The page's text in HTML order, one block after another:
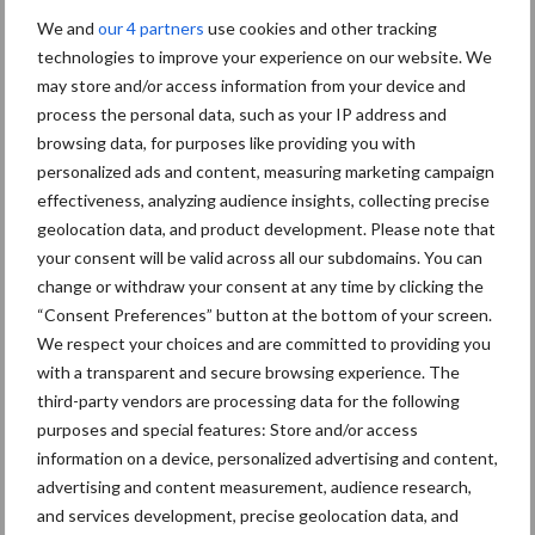
We and our 4 partners use cookies and other tracking
technologies to improve your experience on our website. We
may store and/or access information from your device and
process the personal data, such as your IP address and
browsing data, for purposes like providing you with
personalized ads and content, measuring marketing campaign
effectiveness, analyzing audience insights, collecting precise
geolocation data, and product development. Please note that
your consent will be valid across all our subdomains. You can
change or withdraw your consent at any time by clicking the
“Consent Preferences” button at the bottom of your screen.
We respect your choices and are committed to providing you
with a transparent and secure browsing experience. The
third-party vendors are processing data for the following
purposes and special features: Store and/or access
information on a device, personalized advertising and content,
advertising and content measurement, audience research,
and services development, precise geolocation data, and
dividendbelasting. De opbrengst van de dividendbelasting kan
beter geïnvesteerd worden in bijvoorbeeld het
’klimaatbestendig’ maken van onze economie”, aldus Calon. “Vier
compenseren is blijkbaar een probleem; 2 miljard euro uitgeven
voor de dividendbelasting niet. Dit is buiten de normale
verhoudingen.” LTO pleit opnieuw voor afschaffen van de
assurantiebelasting op de Brede Weersverzekering. “Dat is
immers een basisvoorziening voor boeren en tuinders en niet
vergelijkbaar met andere verzekeringen. We pleiten ook voor de
mogelijkheid om fiscaal te reserveren om bijvoorbeeld de
gevolgen van droogte op te kunnen vangen.”
Bron:LTO
Aanbevolen voor jou!